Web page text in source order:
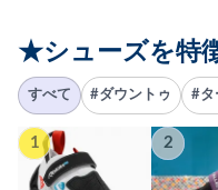
★シューズを特
すべて #ダウントゥ #タ
1 2